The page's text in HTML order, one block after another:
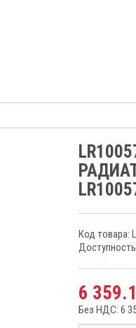
Код товара:
6
Без НДС: 6